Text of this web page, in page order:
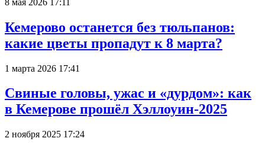
Кемерово останется без тюльпанов:
какие цветы пропадут к 8 марта?
1 марта 2026 17:41
Свиные головы, ужас и «дурдом»: как
в Кемерове прошёл Хэллоуин-2025
2 ноября 2025 17:24